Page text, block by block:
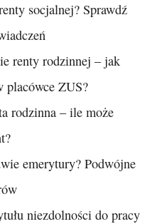
socjalnej? Sprawdź
renty rodzinnej – jak
placówce ZUS?
rodzinna – ile może
emerytury? Podwójne
niezdolności do pracy